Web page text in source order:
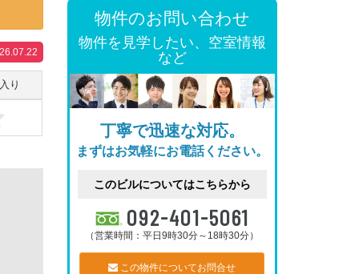
り
物件のお問い合わせ
物件を見学したい、空室情報
など
丁寧で迅速な対応。
まずはお気軽にお電話ください。
このビルについてはこちらから
092-401-5061
（営業時間：平日9時30分～18時30分）
この物件についてお問合せ